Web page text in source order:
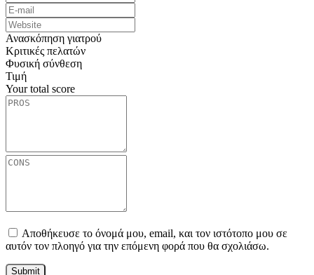
Ανασκόπηση γιατρού
Κριτικές πελατών
Φυσική σύνθεση
Τιμή
Your total score
Αποθήκευσε το όνομά μου, email, και τον ιστότοπο μου σε
αυτόν τον πλοηγό για την επόμενη φορά που θα σχολιάσω.